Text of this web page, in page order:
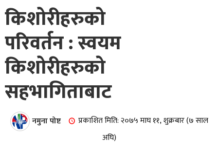
किशोरीहरुको
परिवर्तन : स्वयम
किशोरीहरुको
सहभागिताबाट
नमुना पोष्ट
प्रकाशित मिति: २०७५ माघ ११, शुक्रबार (७ साल
अघि)